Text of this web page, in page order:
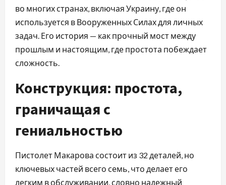
во многих странах, включая Украину, где он
используется в Вооруженных Силах для личных
задач. Его история — как прочный мост между
прошлым и настоящим, где простота побеждает
сложность.
Конструкция: простота,
граничащая с
гениальностью
Пистолет Макарова состоит из 32 деталей, но
ключевых частей всего семь, что делает его
легким в обслуживании, словно надежный